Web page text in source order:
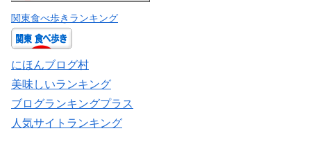
関東食べ歩きランキング
にほんブログ村
美味しいランキング
ブログランキングプラス
人気サイトランキング